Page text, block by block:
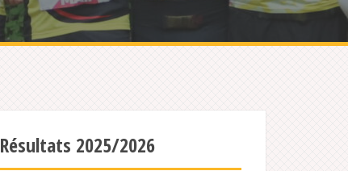
Résultats 2025/2026